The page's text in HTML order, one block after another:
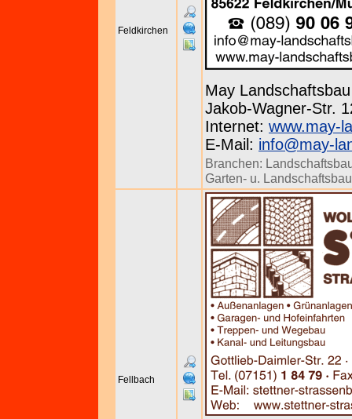
Feldkirchen
May
Jakob-Wagner-Str.
Internet: www.may-
E-Mail: info@may-
Branchen:
Garten- u. Landschaftsbau
Fellbach